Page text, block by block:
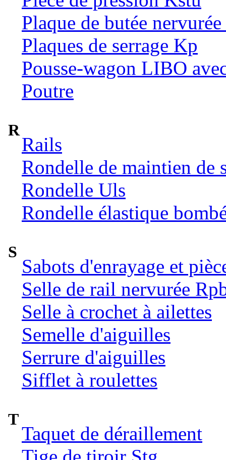
Plaque de butée
Plaques de serrage Kp
Pousse-wagon LIBO
Poutre
R
Rails
Rondelle de maintien de
Rondelle Uls
Rondelle élastique
S
Sabots d'enrayage et
Selle de rail nervurée
Selle à crochet à ailettes
Semelle d'aiguilles
Serrure d'aiguilles
Sifflet à roulettes
T
Taquet de déraillement